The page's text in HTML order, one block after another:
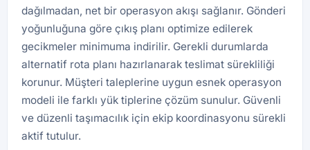
dağılmadan, net bir operasyon akışı sağlanır. Gönderi
yoğunluğuna göre çıkış planı optimize edilerek
gecikmeler minimuma indirilir. Gerekli durumlarda
alternatif rota planı hazırlanarak teslimat sürekliliği
korunur. Müşteri taleplerine uygun esnek operasyon
modeli ile farklı yük tiplerine çözüm sunulur. Güvenli
ve düzenli taşımacılık için ekip koordinasyonu sürekli
aktif tutulur.